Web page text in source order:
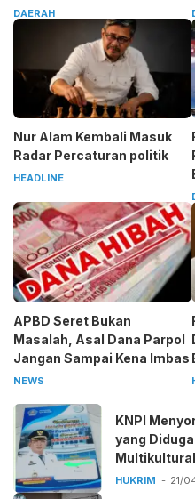
Pesan Tegas Sarjono
DAERAH
Nur Alam Kembali Masuk
Radar Percaturan politik
HEADLINE
APBD Seret Bukan
Masalah, Asal Dana Parpol
Jangan Sampai Kena Imbas
NEWS
KNPI
yang
HUKRIM 21/